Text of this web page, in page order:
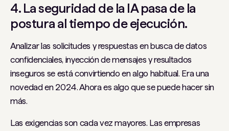
4. La seguridad de la IA pasa de la
postura al tiempo de ejecución.
Analizar las solicitudes y respuestas en busca de datos
confidenciales, inyección de mensajes y resultados
inseguros se está convirtiendo en algo habitual. Era una
novedad en 2024. Ahora es algo que se puede hacer sin
más.
Las exigencias son cada vez mayores. Las empresas